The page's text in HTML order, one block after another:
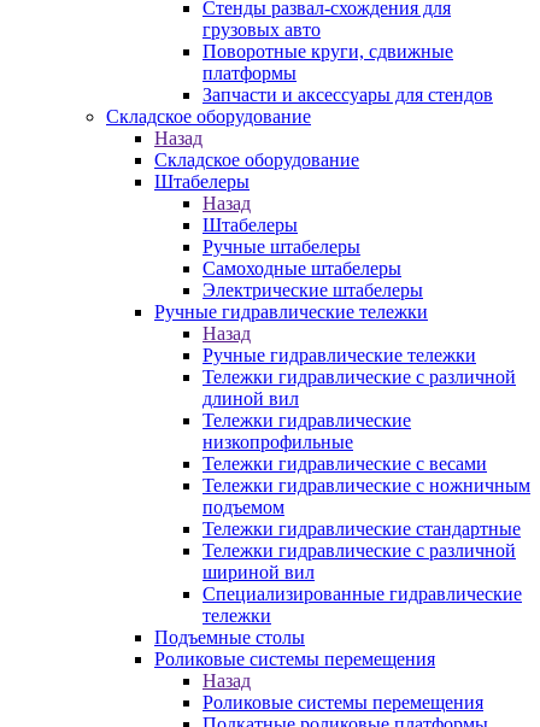
Стенды развал-схождения для
грузовых авто
Поворотные круги, сдвижные
платформы
Запчасти и аксессуары для стендов
Складское оборудование
Назад
Складское оборудование
Штабелеры
Назад
Штабелеры
Ручные штабелеры
Самоходные штабелеры
Электрические штабелеры
Ручные гидравлические тележки
Назад
Ручные гидравлические тележки
Тележки гидравлические с различной
длиной вил
Тележки гидравлические
низкопрофильные
Тележки гидравлические с весами
Тележки гидравлические с ножничным
подъемом
Тележки гидравлические стандартные
Тележки гидравлические с различной
шириной вил
Специализированные гидравлические
тележки
Подъемные столы
Роликовые системы перемещения
Назад
Роликовые системы перемещения